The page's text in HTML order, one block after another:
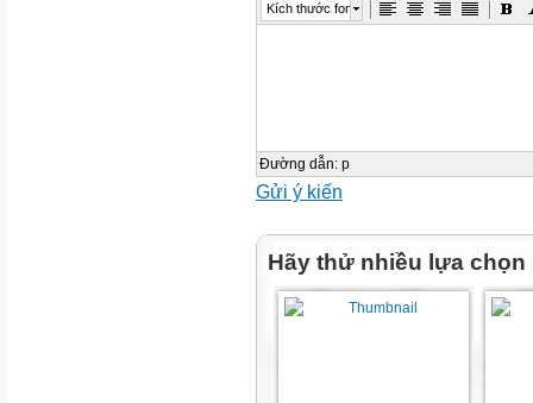
Kích thước font
Đường dẫn: p
Gửi ý kiến
Hãy thử nhiều lựa chọn